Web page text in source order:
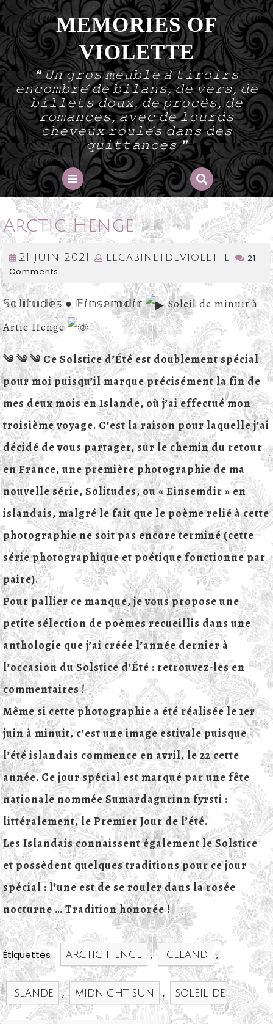
Skip
to
content
MEMORIES OF
VIOLETTE
❝ 𝚄𝚗 𝚐𝚛𝚘𝚜 𝚖𝚎𝚞𝚋𝚕𝚎 𝚊̀ 𝚝𝚒𝚛𝚘𝚒𝚛𝚜
𝚎𝚗𝚌𝚘𝚖𝚋𝚛𝚎́ 𝚍𝚎 𝚋𝚒𝚕𝚊𝚗𝚜, 𝚍𝚎 𝚟𝚎𝚛𝚜, 𝚍𝚎
𝚋𝚒𝚕𝚕𝚎𝚝𝚜 𝚍𝚘𝚞𝚡, 𝚍𝚎 𝚙𝚛𝚘𝚌𝚎̀𝚜, 𝚍𝚎
𝚛𝚘𝚖𝚊𝚗𝚌𝚎𝚜, 𝚊𝚟𝚎𝚌 𝚍𝚎 𝚕𝚘𝚞𝚛𝚍𝚜
𝚌𝚑𝚎𝚟𝚎𝚞𝚡 𝚛𝚘𝚞𝚕𝚎́𝚜 𝚍𝚊𝚗𝚜 𝚍𝚎𝚜
𝚚𝚞𝚒𝚝𝚝𝚊𝚗𝚌𝚎𝚜 ❞
Open
Button
Arctic Henge
21 juin 2021 21
2021
lecabinetdeviolette
21
Comments
𝕊𝕠𝕝𝕚𝕥𝕦𝕕𝕖𝕤 ● 𝔼𝕚𝕟𝕤𝕖𝕞𝕕𝕚𝕣
Soleil de minuit à
Artic Henge
༄ ༄ ༄ Ce Solstice d’Été est doublement spécial
pour moi puisqu’il marque précisément la fin de
mes deux mois en Islande, où j’ai effectué mon
troisième voyage. C’est la raison pour laquelle j’ai
décidé de vous partager, sur le chemin du retour
en France, une première photographie de ma
nouvelle série, Solitudes, ou « Einsemdir » en
islandais, malgré le fait que le poème relié à cette
photographie ne soit pas encore terminé (cette
série photographique et poétique fonctionne par
paire).
Pour pallier ce manque, je vous propose une
petite sélection de poèmes recueillis dans une
anthologie que j’ai créée l’année dernier à
l’occasion du Solstice d’Été : retrouvez-les en
commentaires !
Même si cette photographie a été réalisée le 1er
juin à minuit, c’est une image estivale puisque
l’été islandais commence en avril, le 22 cette
année. Ce jour spécial est marqué par une fête
nationale nommée Sumardagurinn fyrsti :
littéralement, le Premier Jour de l’été.
Les Islandais connaissent également le Solstice
et possèdent quelques traditions pour ce jour
spécial : l’une est de se rouler dans la rosée
nocturne … Tradition honorée !
Étiquettes : arctic henge , iceland ,
islande , midnight sun , soleil de